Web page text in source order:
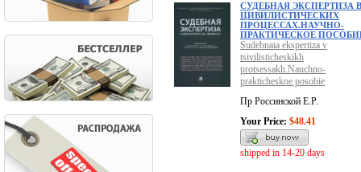
СУДЕБНАЯ ЭКСПЕРТИЗА В
ЦИВИЛИСТИЧЕСКИХ
ПРОЦЕССАХ.НАУЧНО-
ПРАКТИЧЕСКОЕ
Sudebnaia ekspertiza v
tsivilisticheskikh
protsessakh.Nauchno-
prakticheskoe posobie
Пр Россинской Е.Р.
Your Price: $48.41
shipped in 14-20 days